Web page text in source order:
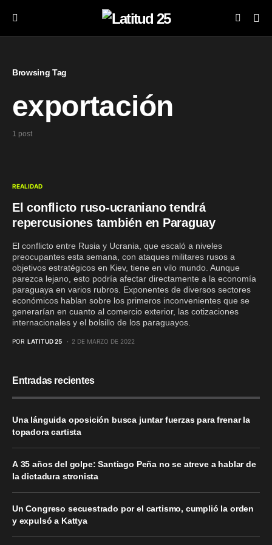
Browsing Tag
exportación
1 post
REALIDAD
El conflicto ruso-ucraniano tendrá
repercusiones también en Paraguay
El conflicto entre Rusia y Ucrania, que escaló a niveles
preocupantes esta semana, con ataques militares rusos a
objetivos estratégicos en Kiev, tiene en vilo mundo. Aunque
parezca lejano, esto podría afectar directamente a la economía
paraguaya en varios rubros. Exponentes de diversos sectores
económicos hablan sobre los primeros inconvenientes que se
generarían en cuanto al comercio exterior, las cotizaciones
internacionales y el bolsillo de los paraguayos.
POR LATITUD 25 2 DE MARZO DE 2022
Entradas recientes
Una lánguida oposición busca juntar fuerzas para frenar la
topadora cartista
A 35 años del golpe: Santiago Peña no se atreve a hablar de
la dictadura stronista
Un Congreso secuestrado por el cartismo, cumplió la orden
y expulsó a Kattya